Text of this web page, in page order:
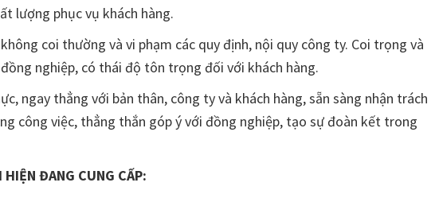
lượng phục vụ khách hàng.
coi thường và vi phạm các quy định, nội quy công ty. Coi trọng và
nghiệp, có thái độ tôn trọng đối với khách hàng.
ngay thẳng với bản thân, công ty và khách hàng, sẵn sàng nhận trách
công việc, thẳng thắn góp ý với đồng nghiệp, tạo sự đoàn kết trong
HIỆN ĐANG CUNG CẤP: